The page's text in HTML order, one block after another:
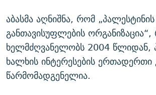
აბასმა აღნიშნა, რომ „პალესტინის
განთავისუფლების
ხელმძღვანელობს 2004 წლიდან,
ხალხის ინტერესების ერთადერთი
წარმომადგენელია.